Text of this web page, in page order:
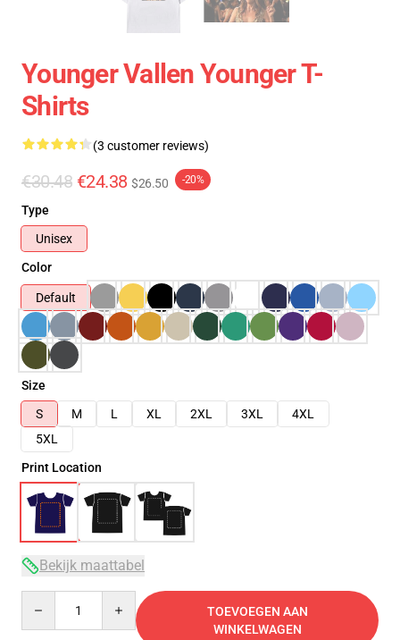
Younger Vallen Younger T-
Shirts
(3 customer reviews)
€30.48 €24.38 $26.50 -20%
Type
Unisex
Color
Default
Size
S
M L XL 2XL 3XL
4XL
5XL
Print Location
Bekijk maattabel
TOEVOEGEN AAN
WINKELWAGEN